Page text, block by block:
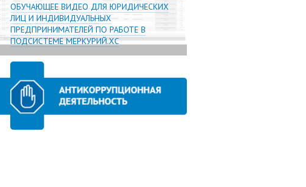
ОБУЧАЮЩЕЕ ВИДЕО ДЛЯ ЮРИДИЧЕСКИХ
ЛИЦ И ИНДИВИДУАЛЬНЫХ
ПРЕДПРИНИМАТЕЛЕЙ ПО РАБОТЕ В
ПОДСИСТЕМЕ МЕРКУРИЙ.ХС